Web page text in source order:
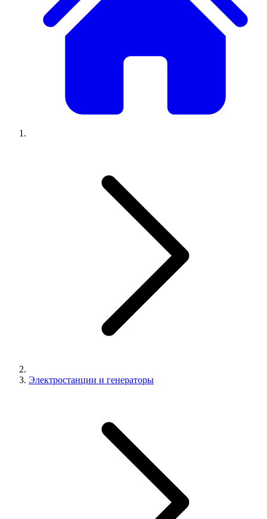
Электростанции и генераторы